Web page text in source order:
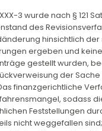
3 wurde nach § 121
des
hinsichtlich der
ergeben und keine
gestellt wurden,
der Sache
finanzgerichtliche
sodass
Feststellungen
nicht weggefallen